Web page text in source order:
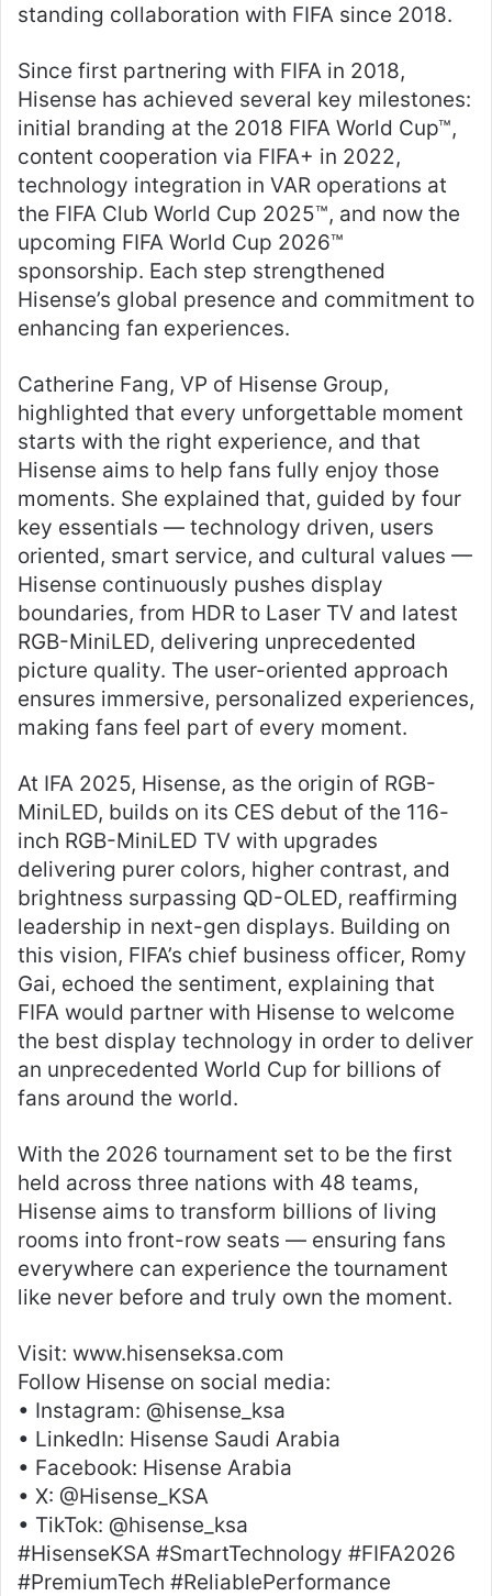
standing collaboration with FIFA since 2018.
Since first partnering with FIFA in 2018,
Hisense has achieved several key milestones:
initial branding at the 2018 FIFA World Cup™,
content cooperation via FIFA+ in 2022,
technology integration in VAR operations at
the FIFA Club World Cup 2025™, and now the
upcoming FIFA World Cup 2026™
sponsorship. Each step strengthened
Hisense’s global presence and commitment to
enhancing fan experiences.
Catherine Fang, VP of Hisense Group,
highlighted that every unforgettable moment
starts with the right experience, and that
Hisense aims to help fans fully enjoy those
moments. She explained that, guided by four
key essentials — technology driven, users
oriented, smart service, and cultural values —
Hisense continuously pushes display
boundaries, from HDR to Laser TV and latest
RGB-MiniLED, delivering unprecedented
picture quality. The user-oriented approach
ensures immersive, personalized experiences,
making fans feel part of every moment.
At IFA 2025, Hisense, as the origin of RGB-
MiniLED, builds on its CES debut of the 116-
inch RGB-MiniLED TV with upgrades
delivering purer colors, higher contrast, and
brightness surpassing QD-OLED, reaffirming
leadership in next-gen displays. Building on
this vision, FIFA’s chief business officer, Romy
Gai, echoed the sentiment, explaining that
FIFA would partner with Hisense to welcome
the best display technology in order to deliver
an unprecedented World Cup for billions of
fans around the world.
With the 2026 tournament set to be the first
held across three nations with 48 teams,
Hisense aims to transform billions of living
rooms into front-row seats — ensuring fans
everywhere can experience the tournament
like never before and truly own the moment.
Visit: www.hisenseksa.com
Follow Hisense on social media:
• Instagram: @hisense_ksa
• LinkedIn: Hisense Saudi Arabia
• Facebook: Hisense Arabia
• X: @Hisense_KSA
• TikTok: @hisense_ksa
#HisenseKSA #SmartTechnology #FIFA2026
#PremiumTech #ReliablePerformance